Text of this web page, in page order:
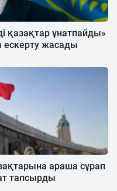
қазақтар ұнатпайды»
ескерту жасады
араша сұрап
тапсырды